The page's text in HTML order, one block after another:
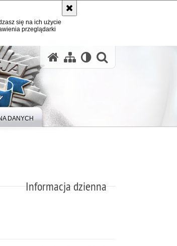
się na ich użycie
przeglądarki
DANYCH
Informacja dzienna